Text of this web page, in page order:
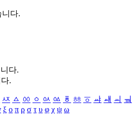
다.
다.
.
ㅾ ㅿ ㆀ ㆁ ㆂ ㆃ ㆄ ㆅ ㆆ ㆇ ㆈ ㆉ ㆊ
ξ ο π ρ σ τ υ φ χ ψ ω